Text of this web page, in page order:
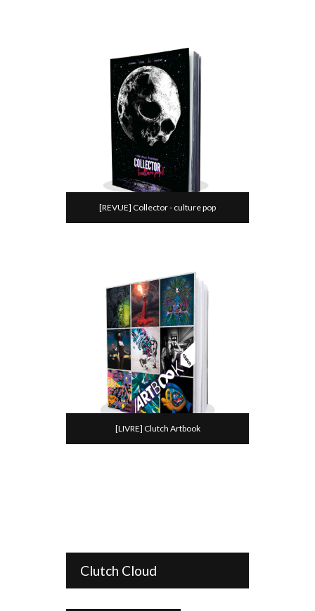
[REVUE] Collector - culture pop
[LIVRE] Clutch Artbook
Clutch Cloud